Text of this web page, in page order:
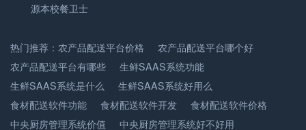
源本校餐卫士
热门推荐： 农产品配送平台价格
农产品配送平台哪个好
农产品配送平台有哪些
生鲜SAAS系统功能
生鲜SAAS系统是什么
生鲜SAAS系统好用么
食材配送软件功能
食材配送软件开发
食材配送软件价格
中央厨房管理系统价值
中央厨房管理系统好不好用